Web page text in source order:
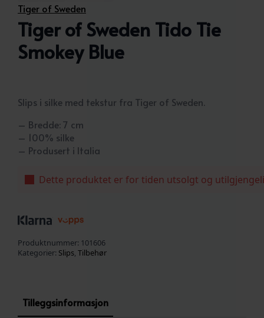
Tiger of Sweden
Tiger of Sweden Tido Tie
Smokey Blue
Slips i silke med tekstur fra Tiger of Sweden.
– Bredde: 7 cm
– 100% silke
– Produsert i Italia
Dette produktet er for tiden utsolgt og
Produktnummer: 101606
Kategorier: Slips, Tilbehør
Tilleggsinformasjon